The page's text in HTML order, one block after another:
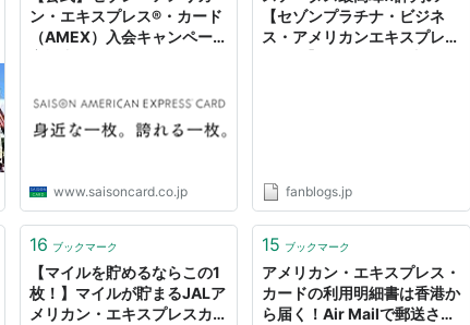
ン・エキスプレス®・カード
（AMEX）入会キャンペーン
www.saisoncard.co.jp
【セゾンプラチナ・ビジネ
ス・アメリカンエキスプレス
fanblogs.jp
16 ブックマーク
【マイルを貯めるならこの1
枚！】マイルが貯まるJALア
メリカン・エキスプレスカー
15 ブックマーク
アメリカン・エキスプレス・
カードの利用明細書は香港か
ら届く！Air Mailで郵送され